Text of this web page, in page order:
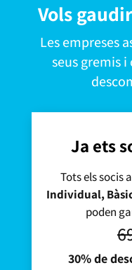
Vols
Les empreses
seus gremis i
Ja ets
Tots els socis
Individual,
poden
30% de